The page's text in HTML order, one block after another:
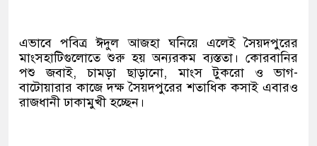
এভাবে পবিত্র ঈদুল আজহা ঘনিয়ে এলেই সৈয়দপুরের
মাংসহাটিগুলোতে শুরু হয় অন্যরকম ব্যস্ততা। কোরবানির
পশু জবাই, চামড়া ছাড়ানো, মাংস টুকরো ও ভাগ-
বাটোয়ারার কাজে দক্ষ সৈয়দপুরের শতাধিক কসাই এবারও
রাজধানী ঢাকামুখী হচ্ছেন।